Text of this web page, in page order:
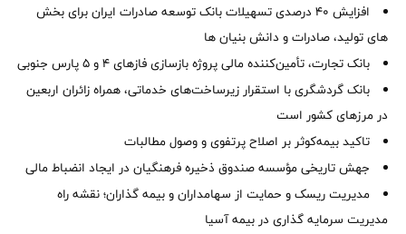
افزایش 40 درصدی تسهیلات بانک توسعه صادرات ایران برای بخش
های تولید، صادرات و دانش بنیان ها
بانک تجارت، تأمین‌کننده مالی پروژه بازسازی فازهای ۴ و ۵ پارس جنوبی
بانک گردشگری با استقرار زیرساخت‌های خدماتی، همراه زائران اربعین
در مرزهای کشور است
تاکید بیمه‌کوثر بر اصلاح پرتفوی و وصول مطالبات ‌
جهش تاریخی مؤسسه صندوق ذخیره فرهنگیان در ایجاد انضباط مالی
مدیریت ریسک و حمایت از سهامداران و بیمه گذاران؛ نقشه راه
مدیریت سرمایه گذاری در بیمه آسیا